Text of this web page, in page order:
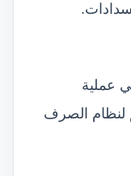
عملية
لنظام الصرف